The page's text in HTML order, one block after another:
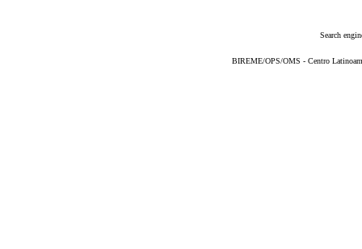
Search
BIREME/OPS/OMS - Centro